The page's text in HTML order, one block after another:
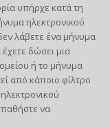
υπήρχε κατά τη
ηλεκτρονικού
λάβετε ένα μήνυμα
δώσει μια
ή το μήνυμα
από κάποιο φίλτρο
να